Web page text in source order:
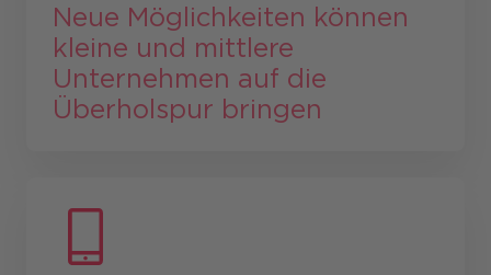
Neue Möglichkeiten können
kleine und mittlere
Unternehmen auf die
Überholspur bringen